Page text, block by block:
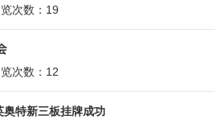
次数：19
次数：12
奥特新三板挂牌成功